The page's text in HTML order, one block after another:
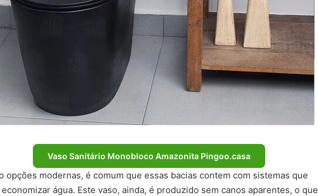
Vaso Sanitário Monobloco Amazonita Pingoo.casa
opções modernas, é comum que essas bacias contem com sistemas que
economizar água. Este vaso, ainda, é produzido sem canos aparentes, o que